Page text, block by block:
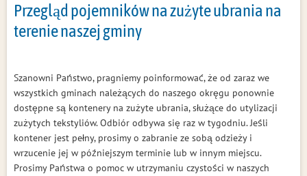
Przegląd pojemników na zużyte ubrania na
terenie naszej gminy
Szanowni Państwo, pragniemy poinformować, że od zaraz we
wszystkich gminach należących do naszego okręgu ponownie
dostępne są kontenery na zużyte ubrania, służące do utylizacji
zużytych tekstyliów. Odbiór odbywa się raz w tygodniu. Jeśli
kontener jest pełny, prosimy o zabranie ze sobą odzieży i
wrzucenie jej w późniejszym terminie lub w innym miejscu.
Prosimy Państwa o pomoc w utrzymaniu czystości w naszych